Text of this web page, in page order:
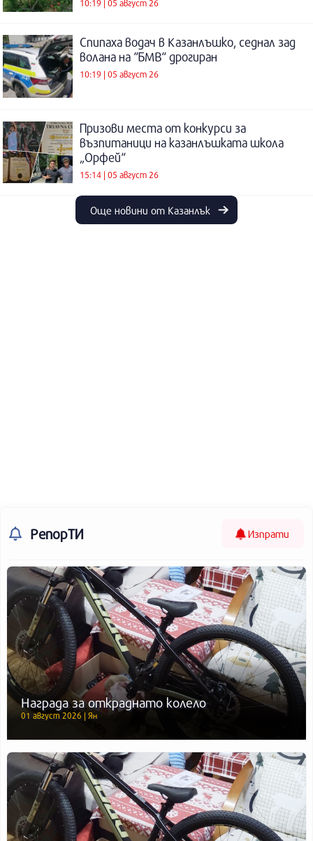
10:19 | 05 август 26
Спипаха водач в Казанлъшко, седнал зад
волана на “БМВ“ дрогиран
10:19 | 05 август 26
Призови места от конкурси за
възпитаници на казанлъшката школа
„Орфей“
15:14 | 05 август 26
Още новини от Казанлък
РепорТИ Изпрати
Награда за откраднато колело
01 август 2026 | Ян